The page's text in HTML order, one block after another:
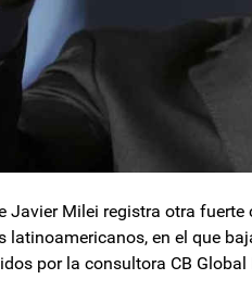
Javier Milei registra otra
latinoamericanos, en el que
por la consultora CB Global